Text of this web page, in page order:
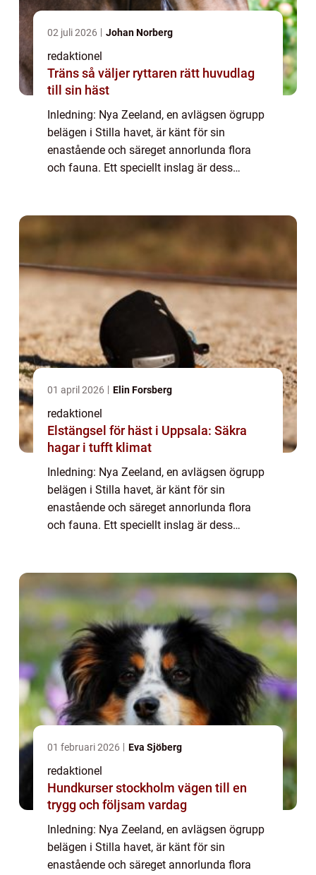
02 juli 2026 Johan Norberg
redaktionel
Träns så väljer ryttaren rätt huvudlag
till sin häst
Inledning: Nya Zeeland, en avlägsen ögrupp
belägen i Stilla havet, är känt för sin
enastående och säreget annorlunda flora
och fauna. Ett speciellt inslag är dess
01 april 2026 Elin Forsberg
redaktionel
Elstängsel för häst i Uppsala: Säkra
hagar i tufft klimat
Inledning: Nya Zeeland, en avlägsen ögrupp
belägen i Stilla havet, är känt för sin
enastående och säreget annorlunda flora
och fauna. Ett speciellt inslag är dess
01 februari 2026 Eva Sjöberg
redaktionel
Hundkurser stockholm vägen till en
trygg och följsam vardag
Inledning: Nya Zeeland, en avlägsen ögrupp
belägen i Stilla havet, är känt för sin
enastående och säreget annorlunda flora